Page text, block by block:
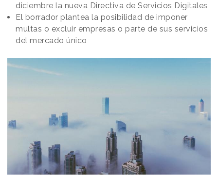
diciembre la nueva Directiva de Servicios Digitales
El borrador plantea la posibilidad de imponer
multas o excluir empresas o parte de sus servicios
del mercado único